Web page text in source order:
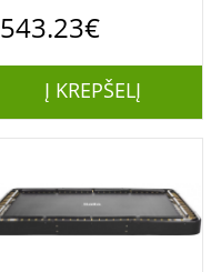
543.23€
Į KREPŠELĮ